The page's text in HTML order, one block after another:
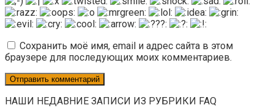
Сохранить моё имя, email и адрес сайта в этом
браузере для последующих моих комментариев.
НАШИ НЕДАВНИЕ ЗАПИСИ ИЗ РУБРИКИ FAQ